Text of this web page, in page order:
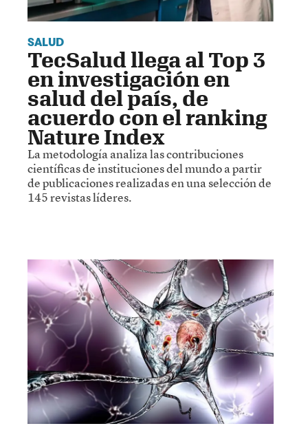
SALUD
TecSalud llega al Top 3
en investigación en
salud del país, de
acuerdo con el ranking
Nature Index
La metodología analiza las contribuciones
científicas de instituciones del mundo a partir
de publicaciones realizadas en una selección de
145 revistas líderes.